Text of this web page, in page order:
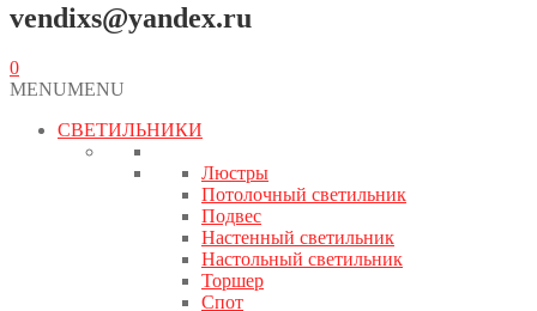
vendixs@yandex.ru
0
MENUMENU
СВЕТИЛЬНИКИ
Люстры
Потолочный светильник
Подвес
Настенный светильник
Настольный светильник
Торшер
Спот